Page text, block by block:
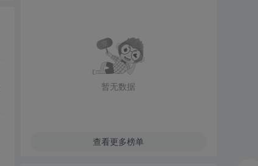
暂无数据
查看更多榜单